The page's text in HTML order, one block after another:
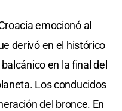
emocionó al
derivó en el histórico
en la final del
Los conducidos
del bronce. En